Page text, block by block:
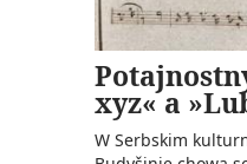
xyz« a
W Serbskim